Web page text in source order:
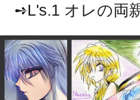
➺L's.1 オレの両